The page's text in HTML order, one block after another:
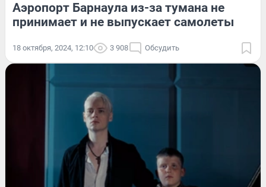
Аэропорт Барнаула из-за тумана не
принимает и не выпускает самолеты
18 октября, 2024, 12:10 3 908 Обсудить